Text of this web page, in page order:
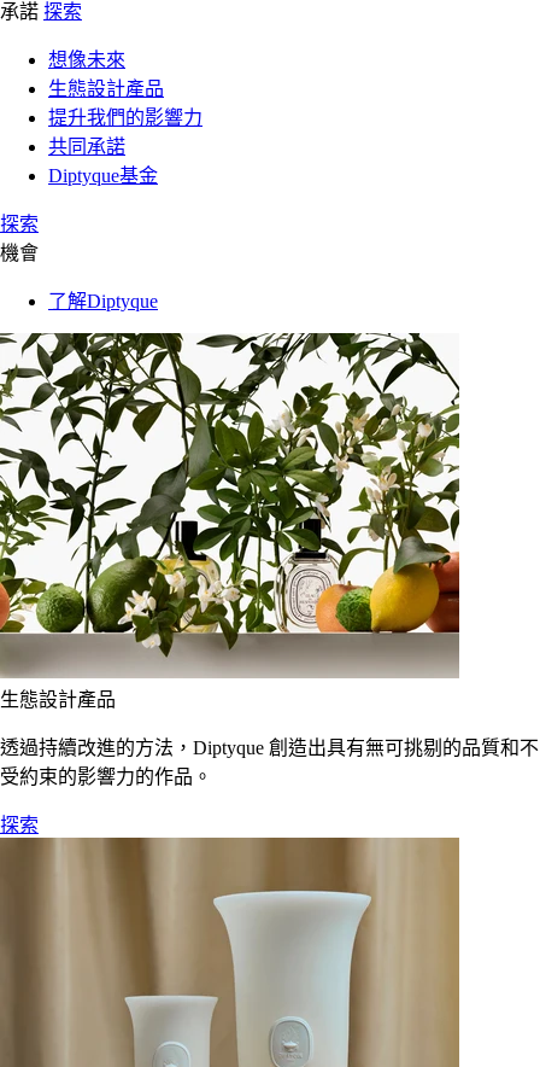
承諾 探索
想像未來
生態設計產品
提升我們的影響力
共同承諾
Diptyque基金
探索
機會
了解Diptyque
生態設計產品
透過持續改進的方法，Diptyque 創造出具有無可挑剔的品質和不
受約束的影響力的作品。
探索